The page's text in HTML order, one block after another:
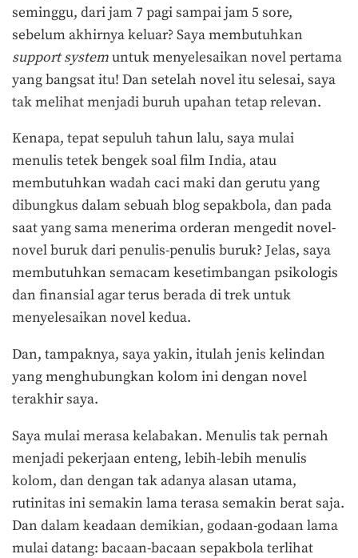
seminggu, dari jam 7 pagi sampai jam 5 sore,
sebelum akhirnya keluar? Saya membutuhkan
support systemuntuk menyelesaikan novel pertama
yang bangsat itu! Dan setelah novel itu selesai, saya
tak melihat menjadi buruh upahan tetap relevan.
Kenapa, tepat sepuluh tahun lalu, saya mulai
menulis tetek bengek soal film India, atau
membutuhkan wadah caci maki dan gerutu yang
dibungkus dalam sebuah blog sepakbola, dan pada
saat yang sama menerima orderan mengedit novel-
novel buruk dari penulis-penulis buruk? Jelas, saya
membutuhkan semacam kesetimbangan psikologis
dan finansial agar terus berada di trek untuk
menyelesaikan novel kedua.
Dan, tampaknya, saya yakin, itulah jenis kelindan
yang menghubungkan kolom ini dengan novel
terakhir saya.
Saya mulai merasa kelabakan. Menulis tak pernah
menjadi pekerjaan enteng, lebih-lebih menulis
kolom, dan dengan tak adanya alasan utama,
rutinitas ini semakin lama terasa semakin berat saja.
Dan dalam keadaan demikian, godaan-godaan lama
mulai datang: bacaan-bacaan sepakbola terlihat